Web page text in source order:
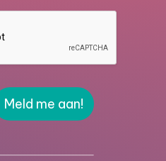
Meld me aan!